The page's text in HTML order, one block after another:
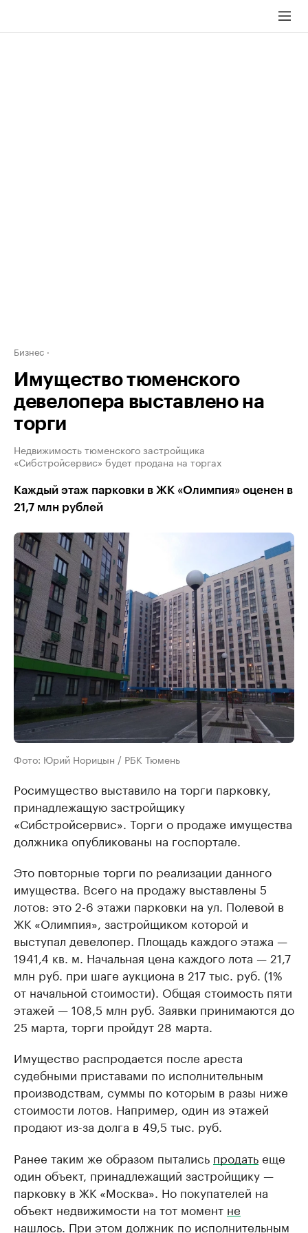
Бизнес
Имущество тюменского
девелопера выставлено на
торги
Недвижимость тюменского застройщика
«Сибстройсервис» будет продана на торгах
Каждый этаж парковки в ЖК «Олимпия» оценен в
21,7 млн рублей
Фото: Юрий Норицын / РБК Тюмень
Росимущество выставило на торги парковку,
принадлежащую застройщику
«Сибстройсервис». Торги о продаже имущества
должника опубликованы на госпортале.
Это повторные торги по реализации данного
имущества. Всего на продажу выставлены 5
лотов: это 2-6 этажи парковки на ул. Полевой в
ЖК «Олимпия», застройщиком которой и
выступал девелопер. Площадь каждого этажа —
1941,4 кв. м. Начальная цена каждого лота — 21,7
млн руб. при шаге аукциона в 217 тыс. руб. (1%
от начальной стоимости). Общая стоимость пяти
этажей — 108,5 млн руб. Заявки принимаются до
25 марта, торги пройдут 28 марта.
Имущество распродается после ареста
судебными приставами по исполнительным
производствам, суммы по которым в разы ниже
стоимости лотов. Например, один из этажей
продают из-за долга в 49,5 тыс. руб.
Ранее таким же образом пытались продатьеще
один объект, принадлежащий застройщику —
парковку в ЖК «Москва». Но покупателей на
объект недвижимости на тот момент не
нашлось . При этом должник по исполнительным